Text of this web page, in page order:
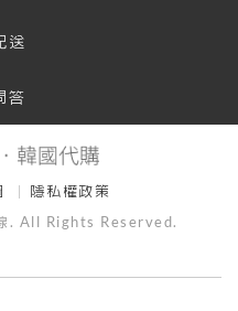
送
答
隱私權政策
. All Rights Reserved.